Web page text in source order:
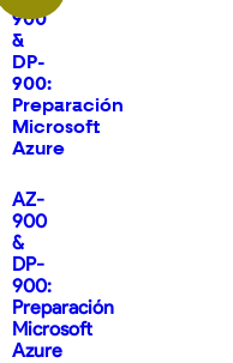
AZ-
900
&
DP-
900:
Preparación
Microsoft
Azure